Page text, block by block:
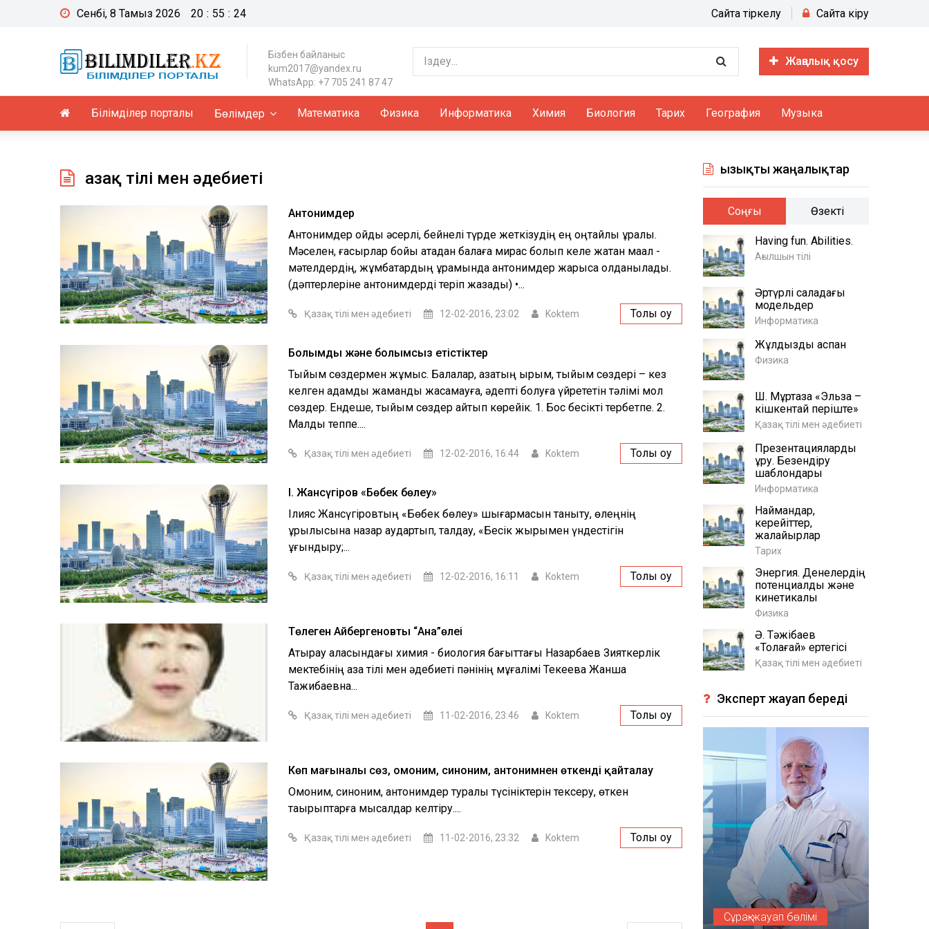
Сенбі, 8 Тамыз 2026 20 : 55 : 25 Сайтқа тіркелу Сайтқа кіру
Бізбен байланыс
kum2017@yandex.ru
WhatsApp: +7 705 241 87 47
Жаңалық қосу
Білімділер порталы Бөлімдер Математика Физика Информатика Химия Биология Тарих География Музыка
Қазақ тілі мен әдебиеті
Антонимдер
Антонимдер ойды әсерлі, бейнелі түрде жеткізудің ең оңтайлы құралы.
Мәселен, ғасырлар бойы атадан балаға мирас болып келе жатқан мақал -
мәтелдердің, жұмбақтардың құрамында антонимдер жарыса қолданылады.
(дәптерлеріне антонимдерді теріп жазады) •...
Қазақ тілі мен әдебиеті 12-02-2016, 23:02 Koktem Толық оқу
Болымды және болымсыз етістіктер
Тыйым сөздермен жұмыс. Балалар, қазақтың ырым, тыйым сөздері – кез
келген адамды жамандық жасамауға, әдепті болуға үйрететін тәлімі мол
сөздер. Ендеше, тыйым сөздер айтып көрейік. 1. Бос бесікті тербетпе. 2.
Малды теппе....
Қазақ тілі мен әдебиеті 12-02-2016, 16:44 Koktem Толық оқу
І. Жансүгіров «Бөбек бөлеу»
Ілияс Жансүгіровтың «Бөбек бөлеу» шығармасын таныту, өлеңнің
құрылысына назар аудартып, талдау, «Бесік жырымен үндестігін
ұғындыру;...
Қазақ тілі мен әдебиеті 12-02-2016, 16:11 Koktem Толық оқу
Төлеген Айбергеновтың “Ана”өлеңі
Атырау қаласындағы химия - биология бағыттағы Назарбаев Зияткерлік
мектебінің қазақ тілі мен әдебиеті пәнінің мұғалімі Текеева Жанша
Тажибаевна...
Қазақ тілі мен әдебиеті 11-02-2016, 23:46 Koktem Толық оқу
Көп мағыналы сөз, омоним, синоним, антонимнен өткенді қайталау
Омоним, синоним, антонимдер туралы түсініктерін тексеру, өткен
тақырыптарға мысалдар келтіру....
Қазақ тілі мен әдебиеті 11-02-2016, 23:32 Koktem Толық оқу
Қызықты жаңалықтар
Соңғы Өзекті
Having fun. Abilities.
Ағылшын тілі
Әртүрлі саладағы
модельдер
Информатика
Жұлдызды аспан
Физика
Ш. Мұртаза «Эльза –
кішкентай періште»
Қазақ тілі мен әдебиеті
Презентацияларды
құру. Безендіру
шаблондары
Информатика
Наймандар,
керейіттер,
жалайырлар
Тарих
Энергия. Денелердің
потенциалдық және
кинетикалық
Физика
Ә. Тәжібаев
«Толағай» ертегісі
Қазақ тілі мен әдебиеті
Эксперт жауап береді
Сұрақ-жауап бөлімі